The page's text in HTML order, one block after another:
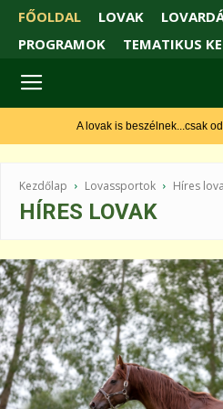
FŐOLDAL LOVAK
PROGRAMOK
TEMATIKUS
A lovak is beszélnek...csak oda
Kezdőlap Lovassportok Híres
HÍRES LOVAK